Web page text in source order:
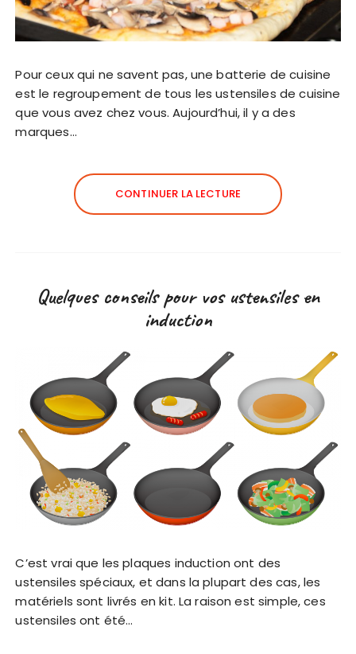
Pour ceux qui ne savent pas, une batterie de cuisine
est le regroupement de tous les ustensiles de cuisine
que vous avez chez vous. Aujourd’hui, il y a des
marques…
CONTINUER LA LECTURE
Quelques conseils pour vos ustensiles en
induction
C’est vrai que les plaques induction ont des
ustensiles spéciaux, et dans la plupart des cas, les
matériels sont livrés en kit. La raison est simple, ces
ustensiles ont été…